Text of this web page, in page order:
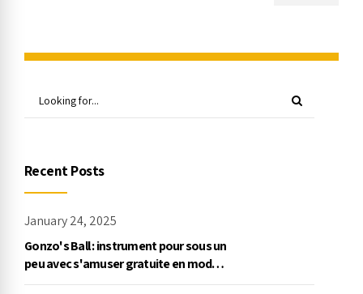
Recent Posts
January 24, 2025
Gonzo's Ball : instrument pour sous un
peu avec s'amuser gratuite en mode
démo, NetEnt